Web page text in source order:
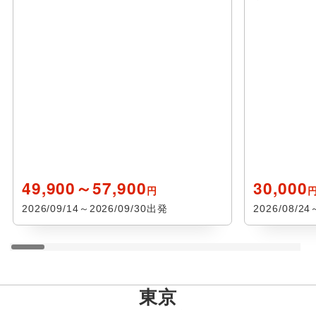
49,900～57,900円
2026/09/14～2026/09/30出発
30,000
2026/08/24
東京